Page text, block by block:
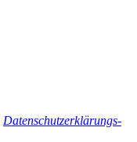
Datenschutzerklärungs-